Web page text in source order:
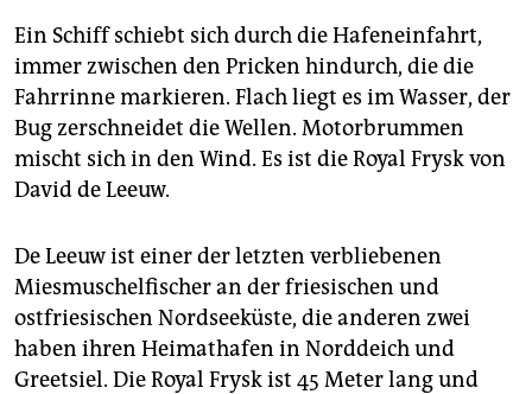
Ein Schiff schiebt sich durch die Hafeneinfahrt,
immer zwischen den Pricken hindurch, die die
Fahrrinne markieren. Flach liegt es im Wasser, der
Bug zerschneidet die Wellen. Motorbrummen
mischt sich in den Wind. Es ist die Royal Frysk von
David de Leeuw.
De Leeuw ist einer der letzten verbliebenen
Miesmuschelfischer an der friesischen und
ostfriesischen Nordseeküste, die anderen zwei
haben ihren Heimathafen in Norddeich und
Greetsiel. Die Royal Frysk ist 45 Meter lang und